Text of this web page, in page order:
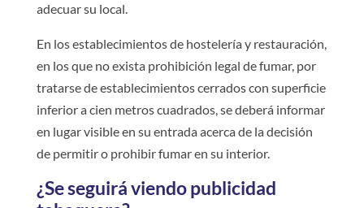
adecuar su local.
En los establecimientos de hostelería y restauración,
en los que no exista prohibición legal de fumar, por
tratarse de establecimientos cerrados con superficie
inferior a cien metros cuadrados, se deberá informar
en lugar visible en su entrada acerca de la decisión
de permitir o prohibir fumar en su interior.
¿Se seguirá viendo publicidad